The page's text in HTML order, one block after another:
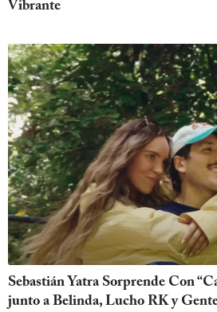
Vibrante
Sebastián Yatra Sorprende Con
junto a Belinda, Lucho RK y